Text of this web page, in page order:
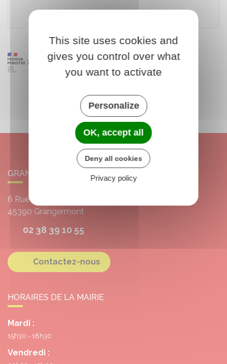
GRANGERMONT
6 Rue de l'École
45390 Grangermont
02 38 39 10 55
Contactez-nous
HORAIRES DE LA MAIRIE
Mardi :
15h30 - 18h30
Vendredi :
This site uses cookies and
gives you control over what
you want to activate
Personalize
OK, accept all
Deny all cookies
Privacy policy